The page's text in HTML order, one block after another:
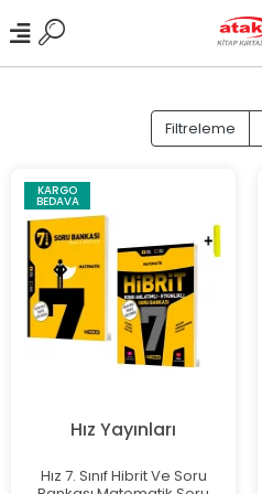
Filtreleme
KARGO
BEDAVA
Hız Yayınları
Hız 7. Sınıf Hibrit Ve Soru